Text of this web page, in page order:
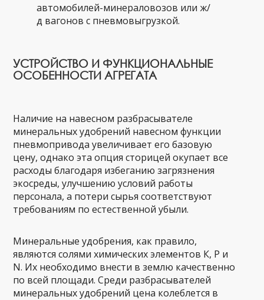
автомобилей-минераловозов или ж/
д вагонов с пневмовыгрузкой.
УСТРОЙСТВО И ФУНКЦИОНАЛЬНЫЕ
ОСОБЕННОСТИ АГРЕГАТА
Наличие на навесном разбрасывателе
минеральных удобрений навесном функции
пневмопривода увеличивает его базовую
цену, однако эта опция сторицей окупает все
расходы благодаря избеганию загрязнения
экосреды, улучшению условий работы
персонала, а потери сырья соответствуют
требованиям по естественной убыли.
Минеральные удобрения, как правило,
являются солями химических элементов К, Р и
N. Их необходимо внести в землю качественно
по всей площади. Среди разбрасывателей
минеральных удобрений цена колеблется в